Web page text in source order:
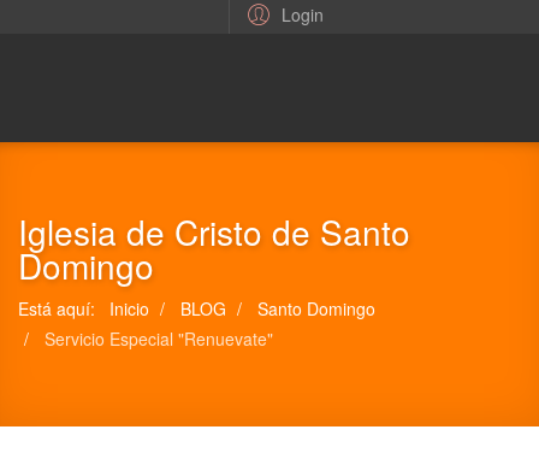
Login
Iglesia de Cristo de Santo
Domingo
Está aquí: Inicio BLOG
Santo Domingo
Servicio Especial "Renuevate"